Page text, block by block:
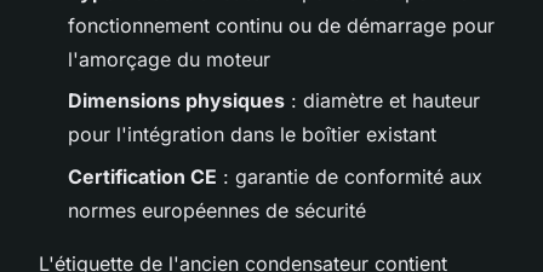
fonctionnement continu ou de démarrage pour
l'amorçage du moteur
Dimensions physiques : diamètre et hauteur
pour l'intégration dans le boîtier existant
Certification CE : garantie de conformité aux
normes européennes de sécurité
L'étiquette de l'ancien condensateur contient